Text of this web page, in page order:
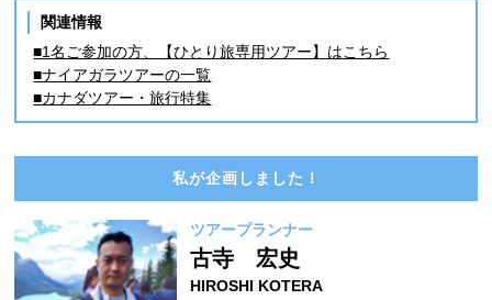
関連情報
■1名ご参加の方、【ひとり旅専用ツアー】はこちら
■ナイアガラツアーの一覧
■カナダツアー・旅行特集
私が企画しました！
ツアープランナー
古寺 宏史
HIROSHI KOTERA